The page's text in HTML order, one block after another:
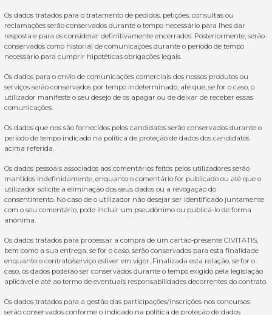
Os dados tratados para o tratamento de pedidos, petições, consultas ou
reclamações serão conservados durante o tempo necessário para lhes dar
resposta e para os considerar definitivamente encerrados. Posteriormente, serão
conservados como historial de comunicações durante o período de tempo
necessário para cumprir hipotéticas obrigações legais.
Os dados para o envio de comunicações comerciais dos nossos produtos ou
serviços serão conservados por tempo indeterminado, até que, se for o caso, o
utilizador manifeste o seu desejo de os apagar ou de deixar de receber essas
comunicações.
Os dados que nos são fornecidos pelos candidatos serão conservados durante o
período de tempo indicado na política de proteção de dados dos candidatos
acima referida.
Os dados pessoais associados aos comentários feitos pelos utilizadores serão
mantidos indefinidamente, enquanto o comentário for publicado ou até que o
utilizador solicite a eliminação dos seus dados ou a revogação do
consentimento. No caso de o utilizador não desejar ser identificado juntamente
com o seu comentário, pode incluir um pseudónimo ou publicá-lo de forma
anónima.
Os dados tratados para processar a compra de um cartão-presente CIVITATIS,
bem como a sua entrega, se for o caso, serão conservados para esta finalidade
enquanto o contrato/serviço estiver em vigor. Finalizada esta relação, se for o
caso, os dados poderão ser conservados durante o tempo exigido pela legislação
aplicável e até ao termo de eventuais responsabilidades decorrentes do contrato.
Os dados tratados para a gestão das participações/inscrições nos concursos
serão conservados conforme o indicado na política de proteção de dados